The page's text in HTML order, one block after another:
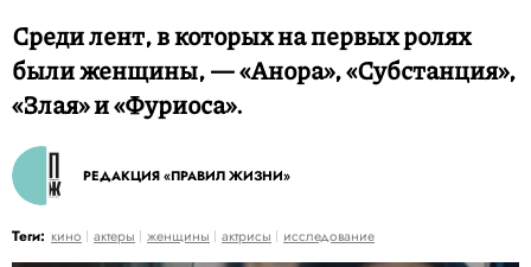
Среди лент, в которых на первых ролях
были женщины, — «Анора», «Субстанция»,
«Злая» и «Фуриоса».
РЕДАКЦИЯ «ПРАВИЛ ЖИЗНИ»
Теги: кино актеры женщины актрисы исследование